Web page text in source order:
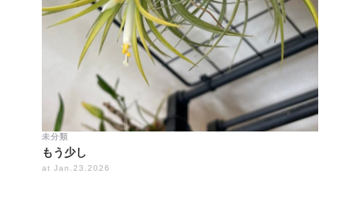
未分類
もう少し
at Jan.23.2026